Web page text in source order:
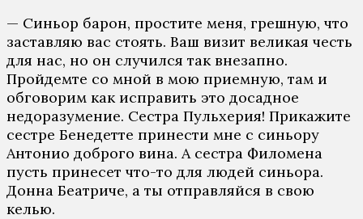
— Синьор барон, простите меня, грешную, что
заставляю вас стоять. Ваш визит великая честь
для нас, но он случился так внезапно.
Пройдемте со мной в мою приемную, там и
обговорим как исправить это досадное
недоразумение. Сестра Пульхерия! Прикажите
сестре Бенедетте принести мне с синьору
Антонио доброго вина. А сестра Филомена
пусть принесет что-то для людей синьора.
Донна Беатриче, а ты отправляйся в свою
келью.